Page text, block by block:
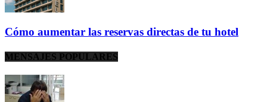
Cómo aumentar las reservas directas de tu hotel
MENSAJES POPULARES